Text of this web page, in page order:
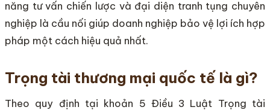
năng tư vấn chiến lược và đại diện tranh tụng chuyên
nghiệp là cầu nối giúp doanh nghiệp bảo vệ lợi ích hợp
pháp một cách hiệu quả nhất.
Trọng tài thương mại quốc tế là gì?
Theo quy định tại khoản 5 Điều 3 Luật Trọng tài